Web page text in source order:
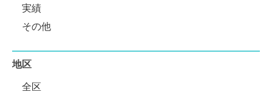
実績
その他
地区
全区